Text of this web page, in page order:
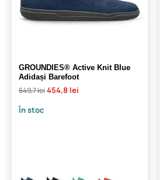
GROUNDIES® Active Knit Blue
Adidași Barefoot
649,7 lei454,8 lei
În stoc